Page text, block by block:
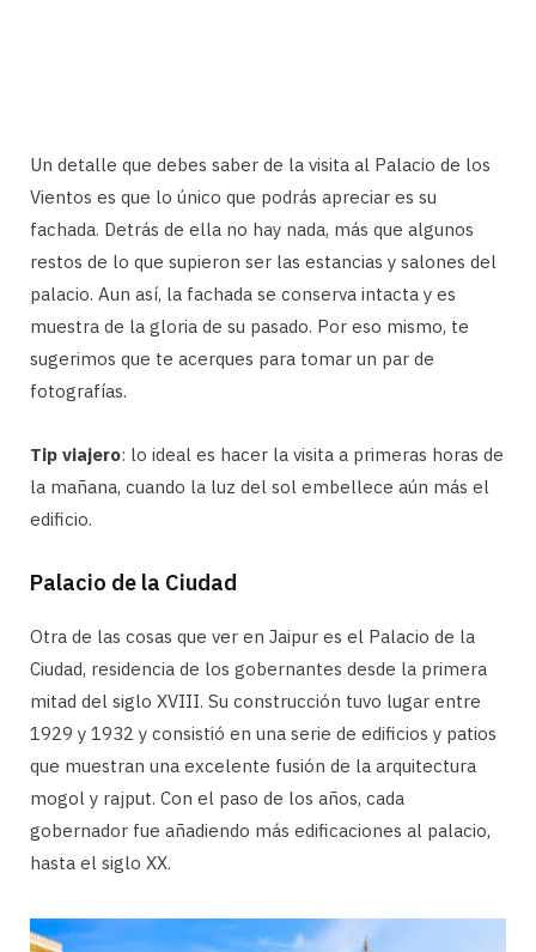
Un detalle que debes saber de la visita al Palacio de los
Vientos es que lo único que podrás apreciar es su
fachada. Detrás de ella no hay nada, más que algunos
restos de lo que supieron ser las estancias y salones del
palacio. Aun así, la fachada se conserva intacta y es
muestra de la gloria de su pasado. Por eso mismo, te
sugerimos que te acerques para tomar un par de
fotografías.
Tip viajero: lo ideal es hacer la visita a primeras horas de
la mañana, cuando la luz del sol embellece aún más el
edificio.
Palacio de la Ciudad
Otra de las cosas que ver en Jaipur es el Palacio de la
Ciudad, residencia de los gobernantes desde la primera
mitad del siglo XVIII. Su construcción tuvo lugar entre
1929 y 1932 y consistió en una serie de edificios y patios
que muestran una excelente fusión de la arquitectura
mogol y rajput. Con el paso de los años, cada
gobernador fue añadiendo más edificaciones al palacio,
hasta el siglo XX.